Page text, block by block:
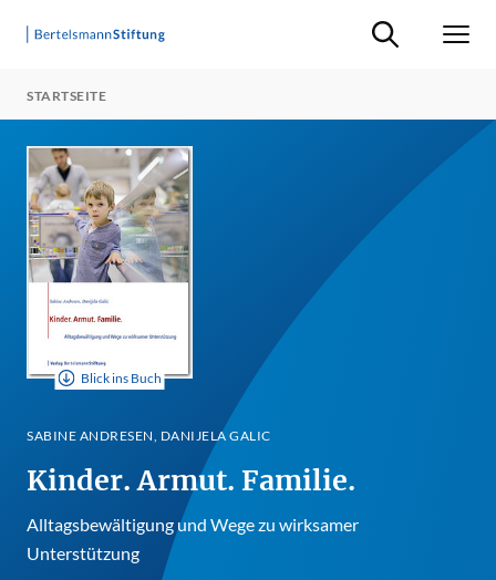
Suche ein-/
STARTSEITE
Blick ins Buch
SABINE ANDRESEN, DANIJELA GALIC
Kinder. Armut. Familie.
Alltagsbewältigung und Wege zu wirksamer
Unterstützung